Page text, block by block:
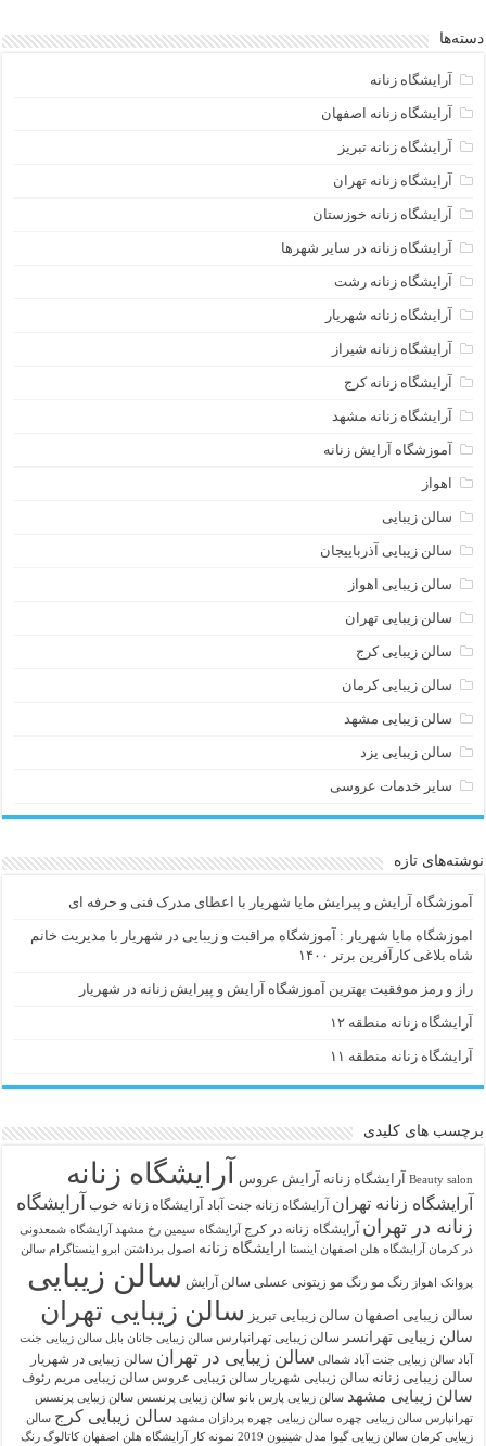
دسته‌ها
آرایشگاه زنانه
آرایشگاه زنانه اصفهان
آرایشگاه زنانه تبریز
آرایشگاه زنانه تهران
آرایشگاه زنانه خوزستان
آرایشگاه زنانه در سایر شهرها
آرایشگاه زنانه رشت
آرایشگاه زنانه شهریار
آرایشگاه زنانه شیراز
آرایشگاه زنانه کرج
آرایشگاه زنانه مشهد
آموزشگاه آرایش زنانه
اهواز
سالن زیبایی
سالن زیبایی آذرباییجان
سالن زیبایی اهواز
سالن زیبایی تهران
سالن زیبایی کرج
سالن زیبایی کرمان
سالن زیبایی مشهد
سالن زیبایی یزد
سایر خدمات عروسی
نوشته‌های تازه
آموزشگاه آرایش و پیرایش مایا شهریار با اعطای مدرک فنی و حرفه ای
اموزشگاه مایا شهریار : آموزشگاه مراقبت و زیبایی در شهریار با مدیریت خانم
شاه بلاغی کارآفرین برتر ۱۴۰۰
راز و رمز موفقیت بهترین آموزشگاه آرایش و پیرایش زنانه در شهریار
آرایشگاه زنانه منطقه ۱۲
آرایشگاه زنانه منطقه ۱۱
برچسب های کلیدی
Beauty salon آرايشگاه زنانه آرایش عروس آرایشگاه زنانه
آرایشگاه زنانه تهران آرایشگاه زنانه جنت آباد آرایشگاه زنانه خوب آرایشگاه
زنانه در تهران آرایشگاه زنانه در کرج آرایشگاه سیمین رخ مشهد
آرایشگاه شمعدونی
در کرمان آرایشگاه هلن اصفهان اینستا ارایشگاه زنانه اصول برداشتن ابرو اینستاگرام سالن
پروانک اهواز رنگ مو رنگ مو زیتونی عسلی سالن آرایش سالن زیبایی
سالن زیبایی اصفهان سالن زیبایی تبریز سالن زیبایی تهران
سالن زیبایی تهرانسر سالن زیبایی تهرانپارس سالن زیبایی جانان بابل سالن زیبایی جنت
آباد سالن زیبایی جنت آباد شمالی سالن زیبایی در تهران سالن زیبایی در شهریار
سالن زیبایی زنانه سالن زیبایی شهریار سالن زیبایی عروس سالن زیبایی مریم رئوف
سالن زیبایی مشهد سالن زیبایی پارس بانو سالن زیبایی پرنسس سالن زیبایی پرنسس
تهرانپارس سالن زیبایی چهره سالن زیبایی چهره پردازان مشهد سالن زیبایی کرج سالن
زیبایی کرمان سالن زیبایی گیوا مدل شینیون 2019 نمونه کار آرایشگاه هلن اصفهان کاتالوگ رنگ